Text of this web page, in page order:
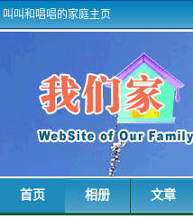
叫叫和唱唱的家庭主页
首页 相册 文章